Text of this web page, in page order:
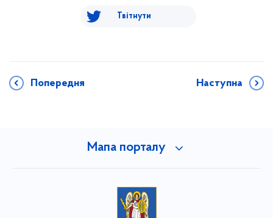
Твітнути
Попередня Наступна
Мапа порталу